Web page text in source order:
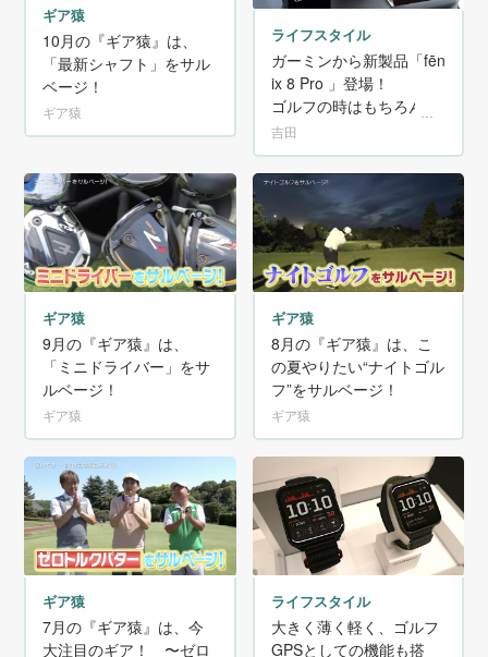
ギア猿
10月の『ギア猿』は、
「最新シャフト」をサル
ベージ！
ギア猿
ライフスタイル
ガーミンから新製品「fēn
ix 8 Pro 」登場！
ゴルフの時はもちろん、
日常生活でも睡眠時で
も、
24時間、身体の一部にし
たいマルチスポーツGPS
スマートウォッチ
吉田
ギア猿
9月の『ギア猿』は、
「ミニドライバー」をサ
ルベージ！
ギア猿
ギア猿
8月の『ギア猿』は、こ
の夏やりたい“ナイトゴル
フ”をサルベージ！
ギア猿
ギア猿
7月の『ギア猿』は、今
大注目のギア！ 〜ゼロ
ライフスタイル
大きく薄く軽く、ゴルフ
GPSとしての機能も搭